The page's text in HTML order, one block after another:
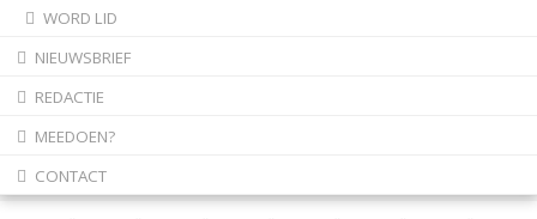
WORD LID
NIEUWSBRIEF
REDACTIE
MEEDOEN?
CONTACT